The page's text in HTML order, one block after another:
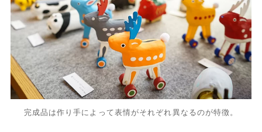
完成品は作り手によって表情がそれぞれ異なるのが特徴。